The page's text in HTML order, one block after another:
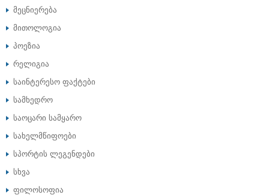
მეცნიერება
მითოლოგია
პოეზია
რელიგია
საინტერესო ფაქტები
სამხედრო
საოცარი სამყარო
სახელმწიფოები
სპორტის ლეგენდები
სხვა
ფილოსოფია